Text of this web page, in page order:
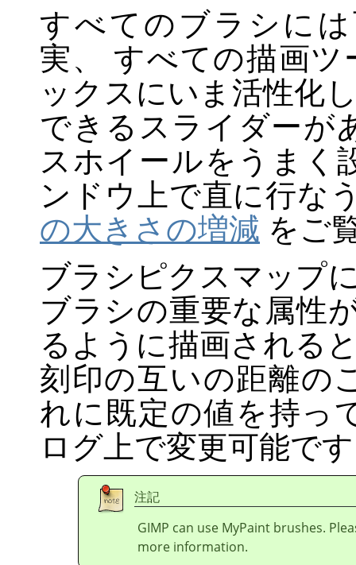
すべてのブラシに
実、 すべての描画
ックスにいま活性化
できるスライダーが
スホイールをうまく
ンドウ上で直に行な
の大きさの増減 をご
ブラシピクスマップ
ブラシの重要な属性
るように描画される
刻印の互いの距離の
れに既定の値を持っ
ログ上で変更可能で
注記
GIMP can use MyPaint brushes.
more information.